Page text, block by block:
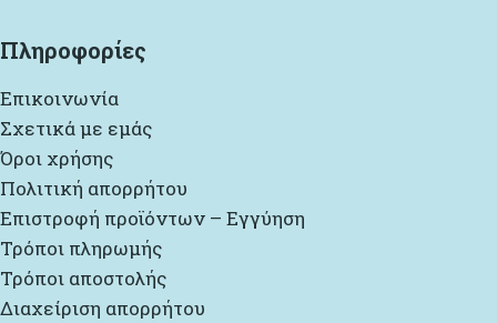
Πληροφορίες
Επικοινωνία
Σχετικά με εμάς
Όροι χρήσης
Πολιτική απορρήτου
Επιστροφή προϊόντων – Εγγύηση
Τρόποι πληρωμής
Τρόποι αποστολής
Διαχείριση απορρήτου